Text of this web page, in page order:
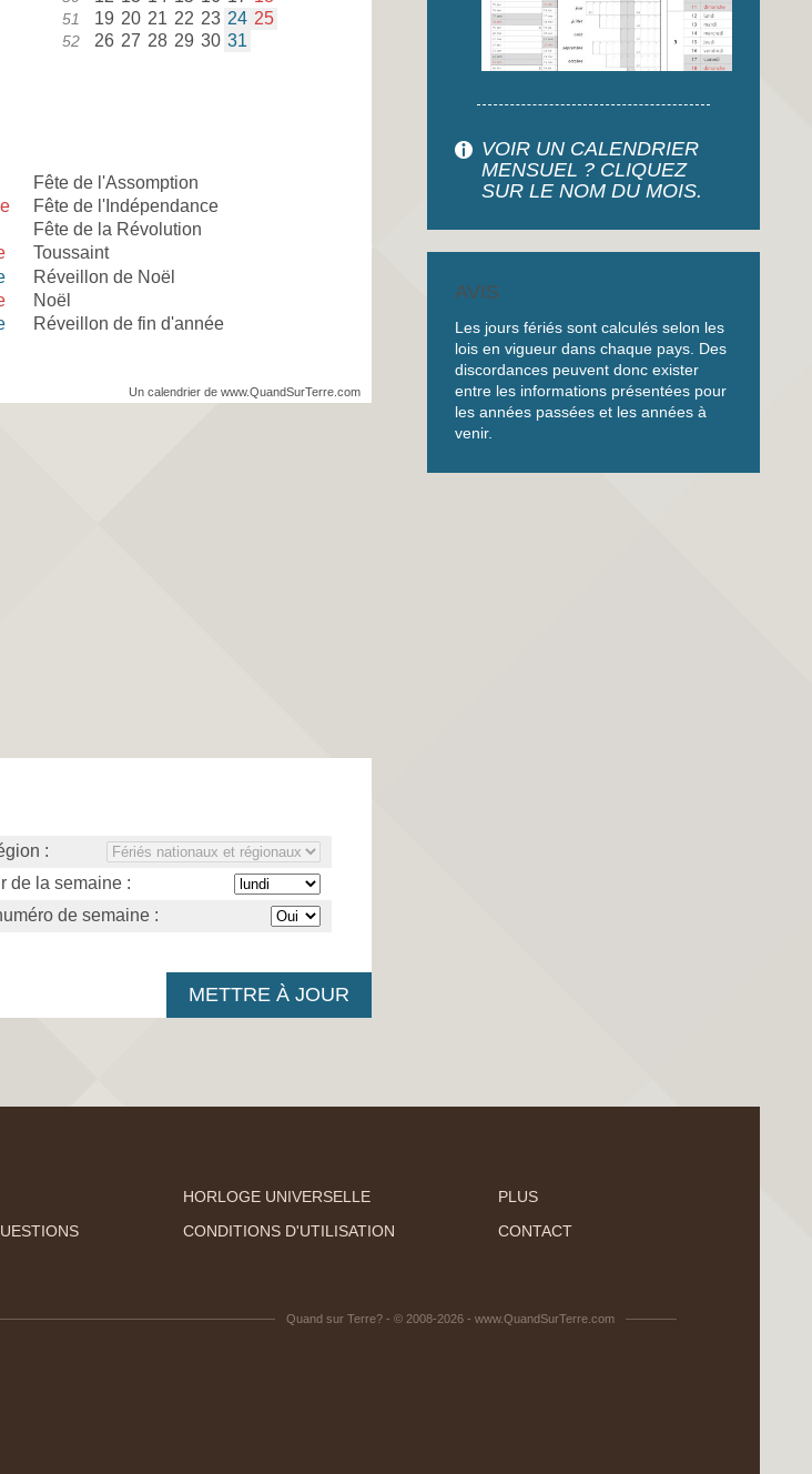
51 19 20 21 22 23 24 25
52 26 27 28 29 30 31
Fête de l'Assomption
Fête de l'Indépendance
Fête de la Révolution
Toussaint
Réveillon de Noël
Noël
Réveillon de fin d'année
Un calendrier de www.QuandSurTerre.com
:
de la semaine :
de semaine :
VOIR UN CALENDRIER
MENSUEL ? CLIQUEZ
SUR LE NOM DU MOIS.
AVIS
Les jours fériés sont calculés selon les
lois en vigueur dans chaque pays. Des
discordances peuvent donc exister
entre les informations présentées pour
les années passées et les années à
venir.
HORLOGE UNIVERSELLE
PLUS
CONDITIONS D'UTILISATION CONTACT
Quand sur Terre? - © 2008-2026 - www.QuandSurTerre.com